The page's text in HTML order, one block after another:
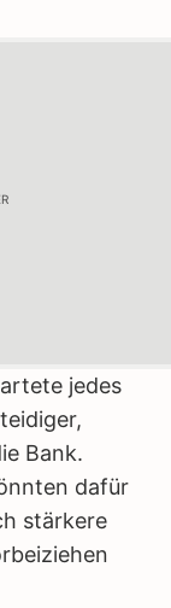
jedes
Bank.
dafür
stärkere